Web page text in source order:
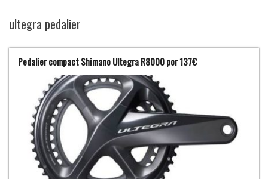
ultegra pedalier
Pedalier compact Shimano Ultegra R8000 por 137€